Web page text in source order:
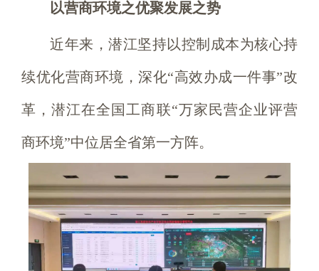
以营商环境之优聚发展之势
近年来，潜江坚持以控制成本为核心持
续优化营商环境，深化“高效办成一件事”改
革，潜江在全国工商联“万家民营企业评营
商环境”中位居全省第一方阵。